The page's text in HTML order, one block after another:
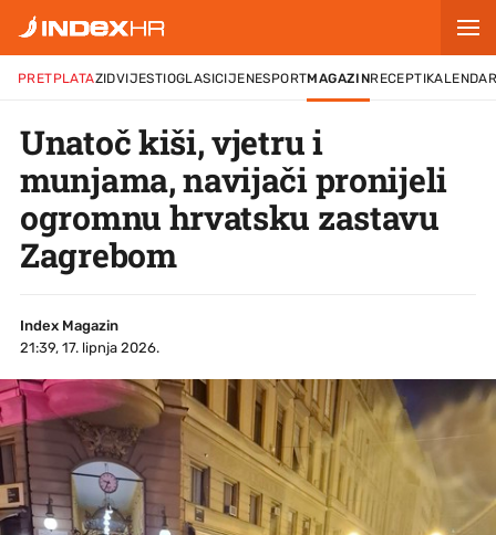
PRETPLATAZIDVIJESTIOGLASICIJENESPORTMAGAZINRECEPTI
Unatoč kiši, vjetru i
munjama, navijači pronijeli
ogromnu hrvatsku zastavu
Zagrebom
Index Magazin
21:39, 17. lipnja 2026.